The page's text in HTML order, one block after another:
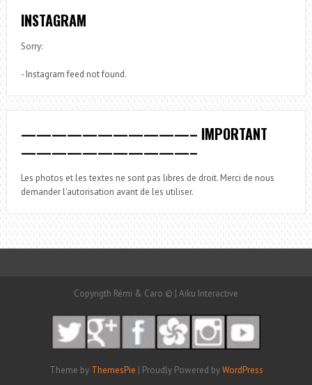
INSTAGRAM
Sorry:
- Instagram feed not found.
———————————– IMPORTANT
———————————–
Les photos et les textes ne sont pas libres de droit. Merci de nous
demander l'autorisation avant de les utiliser.
Copyrigth Rémi & Caro © | Aiku Interactive
Theme by ThemesPie | Proudly Powered byWordPress